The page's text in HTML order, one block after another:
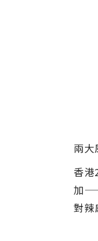
兩大
香港
加
對辣